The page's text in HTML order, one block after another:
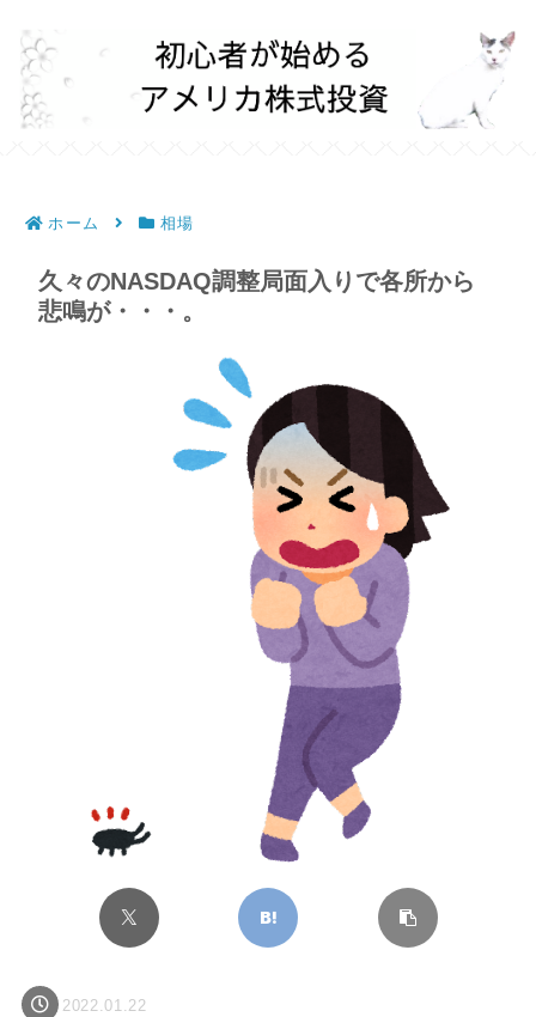
ホーム 相場
久々のNASDAQ調整局面入りで各所から
悲鳴が・・・。
2022.01.22